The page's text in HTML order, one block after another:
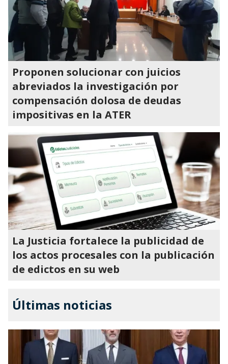
Proponen solucionar con juicios
abreviados la investigación por
compensación dolosa de deudas
impositivas en la ATER
La Justicia fortalece la publicidad de
los actos procesales con la publicación
de edictos en su web
Últimas noticias